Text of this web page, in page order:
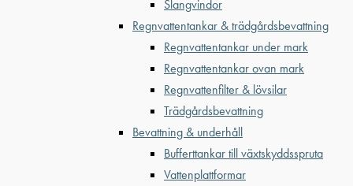
Slangvindor
Regnvattentankar & trädgårdsbevattning
Regnvattentankar under mark
Regnvattentankar ovan mark
Regnvattenfilter & lövsilar
Trädgårdsbevattning
Bevattning & underhåll
Bufferttankar till växtskyddsspruta
Vattenplattformar